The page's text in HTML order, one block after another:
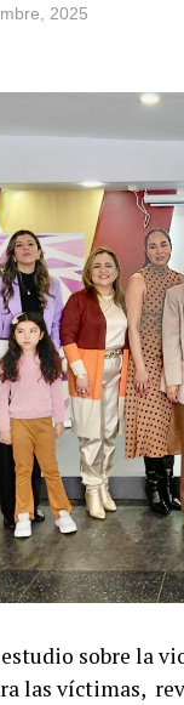
2025
sobre la
las víctimas,